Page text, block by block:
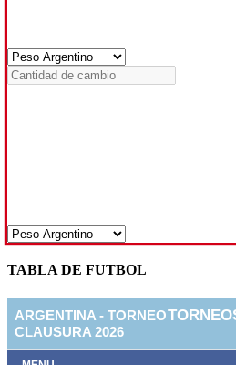
TABLA DE FUTBOL